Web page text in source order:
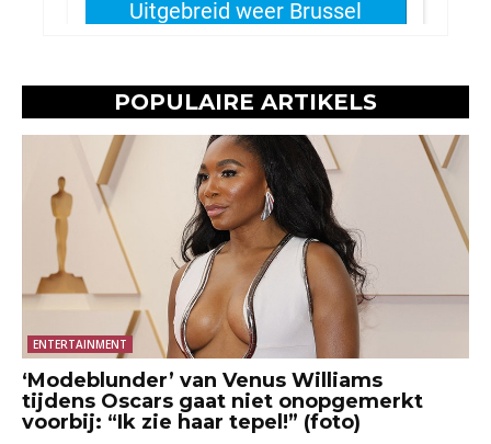
POPULAIRE ARTIKELS
ENTERTAINMENT
‘Modeblunder’ van Venus Williams
tijdens Oscars gaat niet onopgemerkt
voorbij: “Ik zie haar tepel!” (foto)